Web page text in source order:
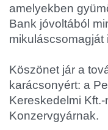
amelyekben
Bank jóvoltából
mikuláscsomagját
Köszönet jár a
karácsonyért: a
Kereskedelmi
Konzervgyárnak.